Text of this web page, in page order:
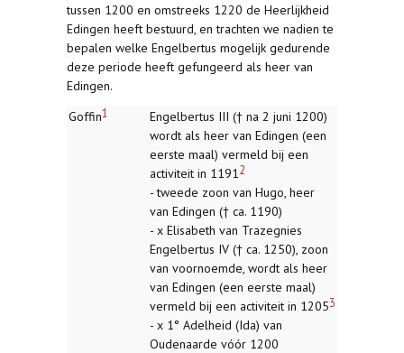
tussen 1200 en omstreeks 1220 de Heerlijkheid
Edingen heeft bestuurd, en trachten we nadien te
bepalen welke Engelbertus mogelijk gedurende
deze periode heeft gefungeerd als heer van
Edingen.
Goffin1
Engelbertus III († na 2 juni 1200)
wordt als heer van Edingen (een
eerste maal) vermeld bij een
activiteit in 11912
- tweede zoon van Hugo, heer
van Edingen († ca. 1190)
- x Elisabeth van Trazegnies
Engelbertus IV († ca. 1250), zoon
van voornoemde, wordt als heer
van Edingen (een eerste maal)
vermeld bij een activiteit in 12053
- x 1° Adelheid (Ida) van
Oudenaarde vóór 1200